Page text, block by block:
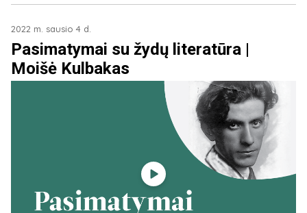
2022 m. sausio 4 d.
Pasimatymai su žydų literatūra |
Moišė Kulbakas